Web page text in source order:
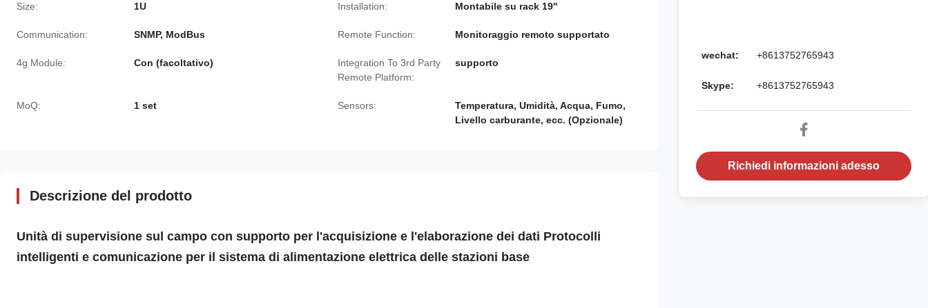
Size: 1U Installation: Montabile su rack 19''
Communication: SNMP, ModBus Remote Function: Monitoraggio remoto supportato
4g Module: Con (facoltativo)
Integration To 3rd Party
Remote Platform:
supporto
MoQ: 1 set Sensors:
Temperatura, Umidità, Acqua, Fumo,
Livello carburante, ecc. (Opzionale)
Descrizione del prodotto
Unità di supervisione sul campo con supporto per l'acquisizione e l'elaborazione dei dati Protocolli
intelligenti e comunicazione per il sistema di alimentazione elettrica delle stazioni base
wechat: +8613752765943
Skype: +8613752765943
Richiedi informazioni adesso